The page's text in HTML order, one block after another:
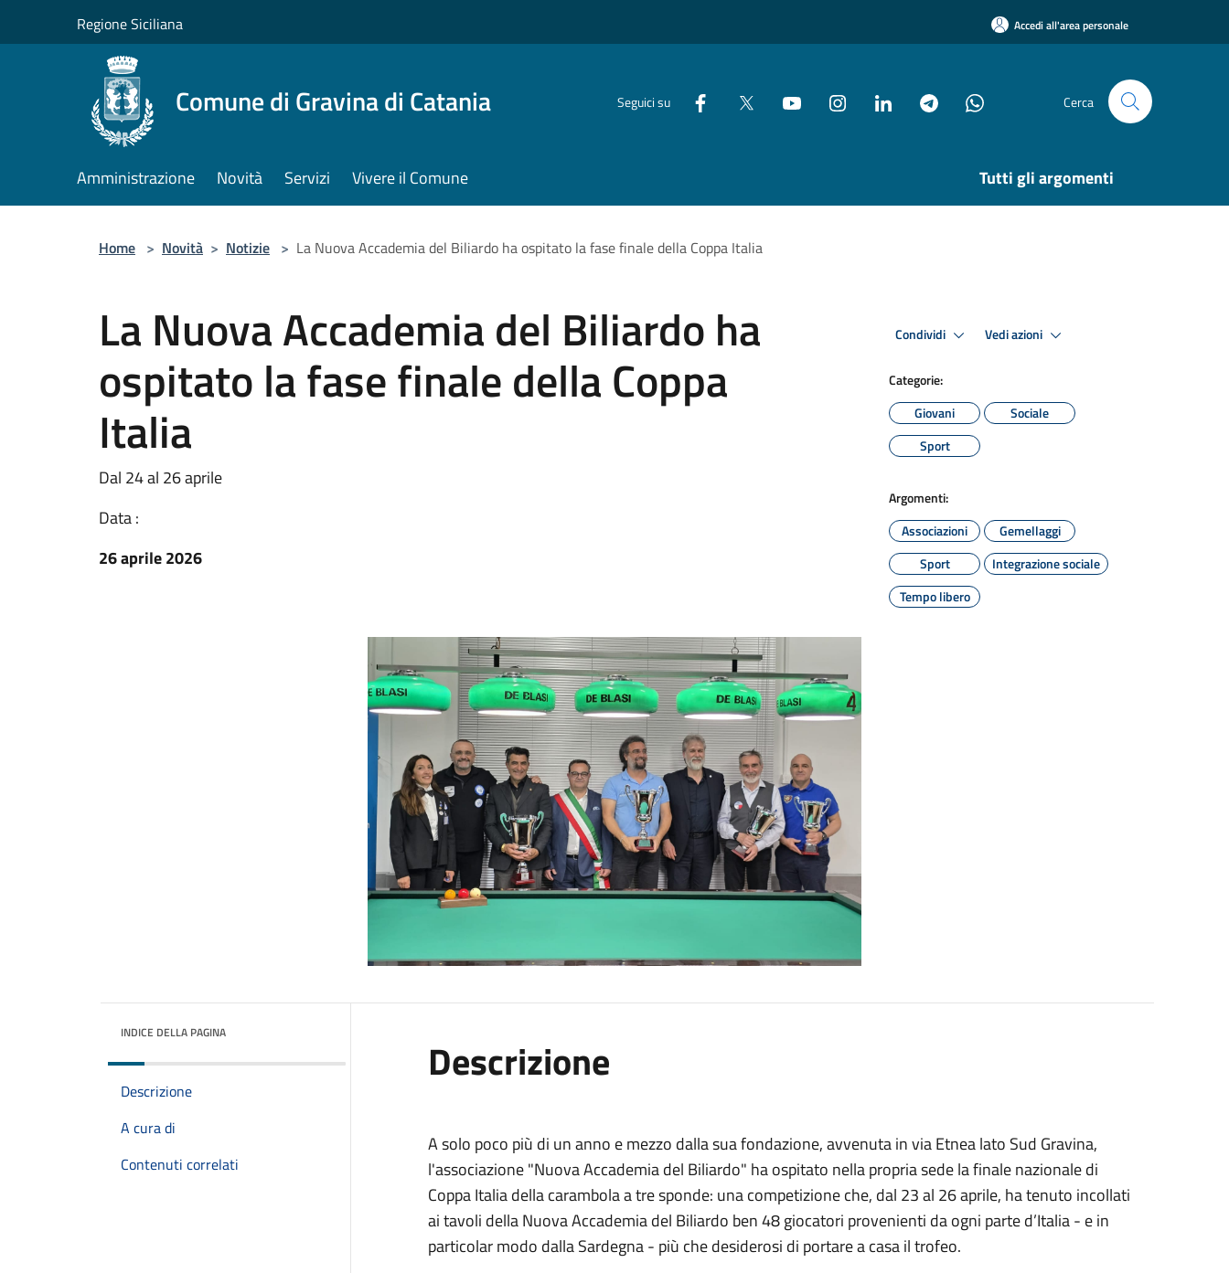
Regione Siciliana Accedi all'area personale
Comune di Gravina di Catania Seguici su Cerca
Amministrazione Novità Servizi Vivere il Comune Tutti gli argomenti
Home > Novità > Notizie > La Nuova Accademia del Biliardo ha ospitato la fase finale della Coppa Italia
La Nuova Accademia del Biliardo ha
ospitato la fase finale della Coppa
Italia
Dal 24 al 26 aprile
Data :
26 aprile 2026
Condividi Vedi azioni
Categorie:
Giovani
Sociale
Sport
Argomenti:
Associazioni
Gemellaggi
Sport
Integrazione sociale
Tempo libero
INDICE DELLA PAGINA
Descrizione
A cura di
Contenuti correlati
Descrizione
A solo poco più di un anno e mezzo dalla sua fondazione, avvenuta in via Etnea lato Sud Gravina,
l'associazione "Nuova Accademia del Biliardo" ha ospitato nella propria sede la finale nazionale di
Coppa Italia della carambola a tre sponde: una competizione che, dal 23 al 26 aprile, ha tenuto incollati
ai tavoli della Nuova Accademia del Biliardo ben 48 giocatori provenienti da ogni parte d’Italia - e in
particolar modo dalla Sardegna - più che desiderosi di portare a casa il trofeo.